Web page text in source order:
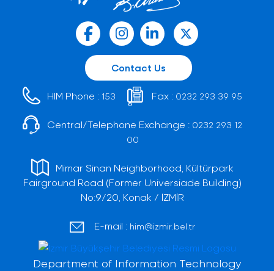
Contact Us
HIM Phone : 153 Fax : 0232 293 39 95
Central/Telephone Exchange : 0232 293 12
00
Mimar Sinan Neighborhood, Kültürpark
Fairground Road (Former Universiade Building)
No:9/20, Konak / İZMİR
E-mail : him@izmir.bel.tr
Department of Information Technology